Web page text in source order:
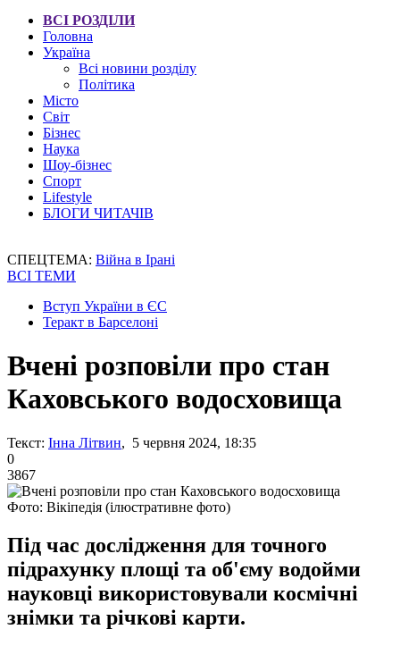
ВСІ РОЗДІЛИ
Головна
Україна
Всі новини розділу
Політика
Місто
Світ
Бізнес
Наука
Шоу-бізнес
Спорт
Lifestyle
БЛОГИ ЧИТАЧІВ
СПЕЦТЕМА: Війна в Ірані
ВСІ ТЕМИ
Вступ України в ЄС
Теракт в Барселоні
Вчені розповіли про стан
Каховського водосховища
Текст: Інна Літвин, 5 червня 2024, 18:35
0
3867
Фото: Вікіпедія (ілюстративне фото)
Під час дослідження для точного
підрахунку площі та об'єму водойми
науковці використовували космічні
знімки та річкові карти.